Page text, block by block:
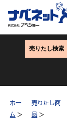
売りたし検索
ホー
ム >
売りたし商
品>